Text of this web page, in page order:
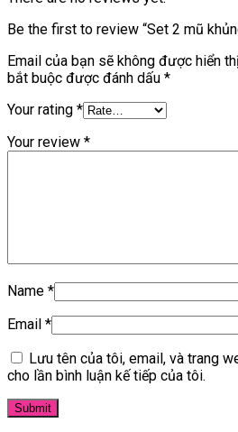
Be the first to review “Set 2 mũ
Email của bạn sẽ không được hiển
bắt buộc được đánh dấu *
Your rating *
Your review *
Name *
Email *
Lưu tên của tôi, email, và trang
cho lần bình luận kế tiếp của tôi.